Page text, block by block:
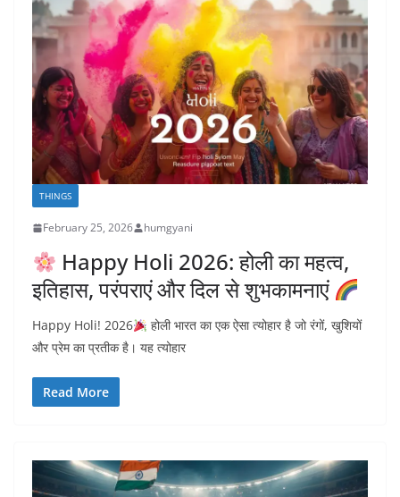
THINGS
February 25, 2026 humgyani
Happy Holi 2026: होली का महत्व,
इतिहास, परंपराएं और दिल से शुभकामनाएं
Happy Holi! 2026
होली भारत का एक ऐसा त्योहार है जो रंगों, खुशियों
और प्रेम का प्रतीक है। यह त्योहार
Read More